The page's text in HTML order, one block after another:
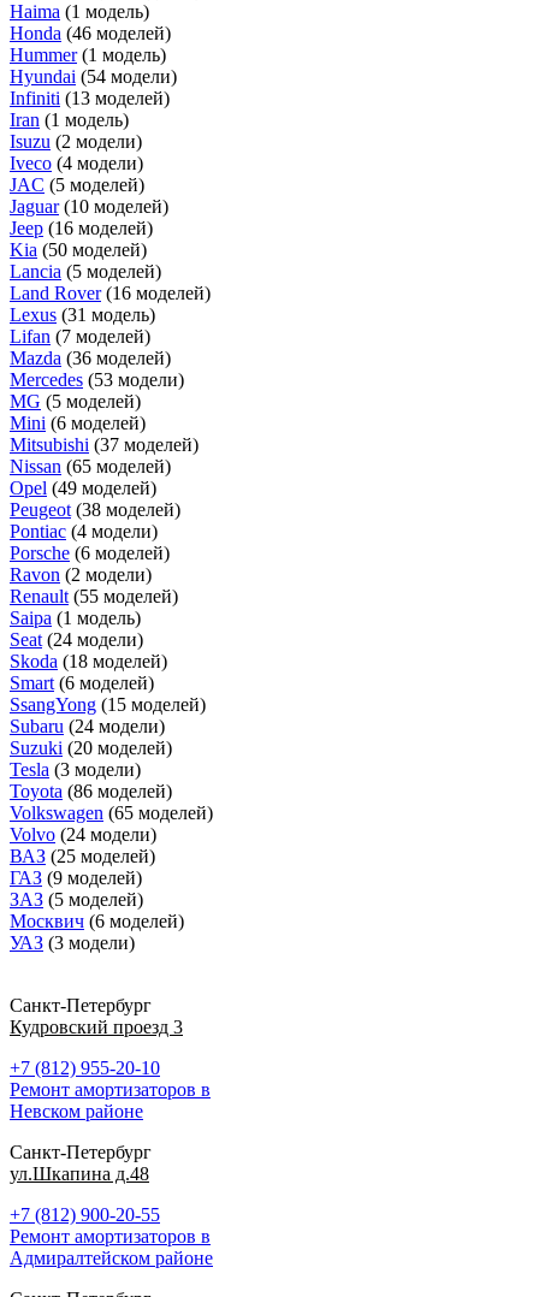
Haima (1 модель)
Honda (46 моделей)
Hummer (1 модель)
Hyundai (54 модели)
Infiniti (13 моделей)
Iran (1 модель)
Isuzu (2 модели)
Iveco (4 модели)
JAC (5 моделей)
Jaguar (10 моделей)
Jeep (16 моделей)
Kia (50 моделей)
Lancia (5 моделей)
Land Rover (16 моделей)
Lexus (31 модель)
Lifan (7 моделей)
Mazda (36 моделей)
Mercedes (53 модели)
MG (5 моделей)
Mini (6 моделей)
Mitsubishi (37 моделей)
Nissan (65 моделей)
Opel (49 моделей)
Peugeot (38 моделей)
Pontiac (4 модели)
Porsche (6 моделей)
Ravon (2 модели)
Renault (55 моделей)
Saipa (1 модель)
Seat (24 модели)
Skoda (18 моделей)
Smart (6 моделей)
SsangYong (15 моделей)
Subaru (24 модели)
Suzuki (20 моделей)
Tesla (3 модели)
Toyota (86 моделей)
Volkswagen (65 моделей)
Volvo (24 модели)
ВАЗ (25 моделей)
ГАЗ (9 моделей)
ЗАЗ (5 моделей)
Москвич (6 моделей)
УАЗ (3 модели)
Санкт-Петербург
Кудровский проезд 3
+7 (812) 955-20-10
Ремонт амортизаторов в
Невском районе
Санкт-Петербург
ул.Шкапина д.48
+7 (812) 900-20-55
Ремонт амортизаторов в
Адмиралтейском районе